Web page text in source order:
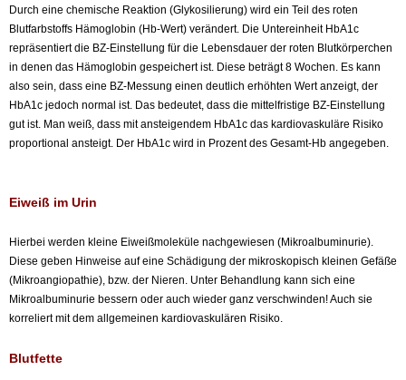
Durch eine chemische Reaktion (Glykosilierung) wird ein Teil des roten
Blutfarbstoffs Hämoglobin (Hb-Wert) verändert. Die Untereinheit HbA1c
repräsentiert die BZ-Einstellung für die Lebensdauer der roten Blutkörperchen
in denen das Hämoglobin gespeichert ist. Diese beträgt 8 Wochen. Es kann
also sein, dass eine BZ-Messung einen deutlich erhöhten Wert anzeigt, der
HbA1c jedoch normal ist. Das bedeutet, dass die mittelfristige BZ-Einstellung
gut ist. Man weiß, dass mit ansteigendem HbA1c das kardiovaskuläre Risiko
proportional ansteigt. Der HbA1c wird in Prozent des Gesamt-Hb angegeben.
Eiweiß im Urin
Hierbei werden kleine Eiweißmoleküle nachgewiesen (Mikroalbuminurie).
Diese geben Hinweise auf eine Schädigung der mikroskopisch kleinen Gefäße
(Mikroangiopathie), bzw. der Nieren. Unter Behandlung kann sich eine
Mikroalbuminurie bessern oder auch wieder ganz verschwinden! Auch sie
korreliert mit dem allgemeinen kardiovaskulären Risiko.
Blutfette